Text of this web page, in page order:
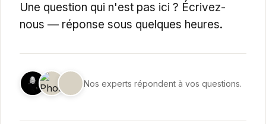
Une question qui n'est pas ici ? Écrivez-
nous — réponse sous quelques heures.
Nos experts répondent à vos questions.